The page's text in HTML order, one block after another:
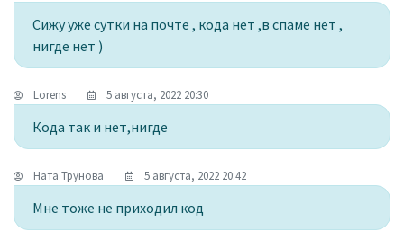
Сижу уже сутки на почте , кода нет ,в спаме нет ,
нигде нет )
Lorens 5 августа, 2022 20:30
Кода так и нет,нигде
Ната Трунова 5 августа, 2022 20:42
Мне тоже не приходил код